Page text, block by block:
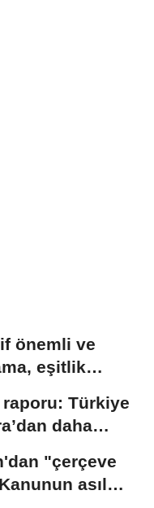
önemli ve
eşitlik
Türkiye
daha
"çerçeve
asıl